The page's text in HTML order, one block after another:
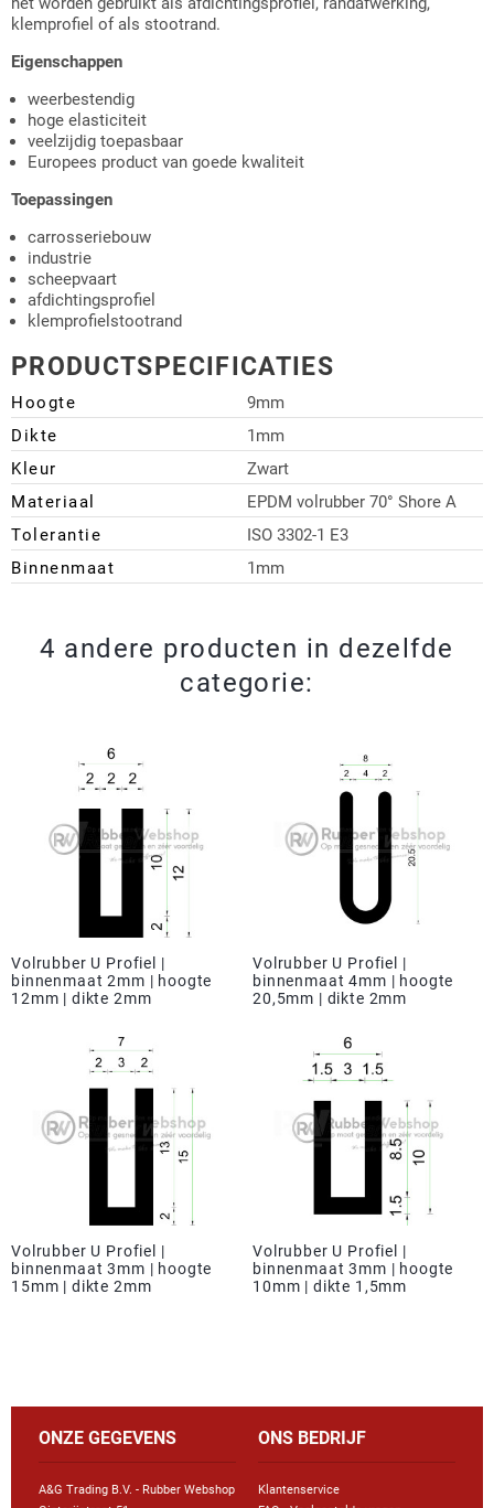
klemprofiel of als stootrand.
Eigenschappen
weerbestendig
hoge elasticiteit
veelzijdig toepasbaar
Europees product van goede kwaliteit
Toepassingen
carrosseriebouw
industrie
scheepvaart
afdichtingsprofiel
klemprofielstootrand
PRODUCTSPECIFICATIES
Hoogte
9mm
Dikte
1mm
Kleur
Zwart
Materiaal
EPDM volrubber 70° Shore A
Tolerantie
ISO 3302-1 E3
Binnenmaat
1mm
4 andere producten in dezelfde
categorie:
Volrubber U Profiel |
binnenmaat 2mm | hoogte
12mm | dikte 2mm
Volrubber U Profiel |
binnenmaat 4mm | hoogte
20,5mm | dikte 2mm
Volrubber U Profiel |
binnenmaat 3mm | hoogte
15mm | dikte 2mm
Volrubber U Profiel |
binnenmaat 3mm | hoogte
10mm | dikte 1,5mm
ONZE GEGEVENS
A&G Trading B.V. - Rubber Webshop
ONS BEDRIJF
Klantenservice